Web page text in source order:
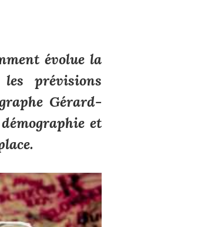
évolue la
prévisions
Gérard-
et